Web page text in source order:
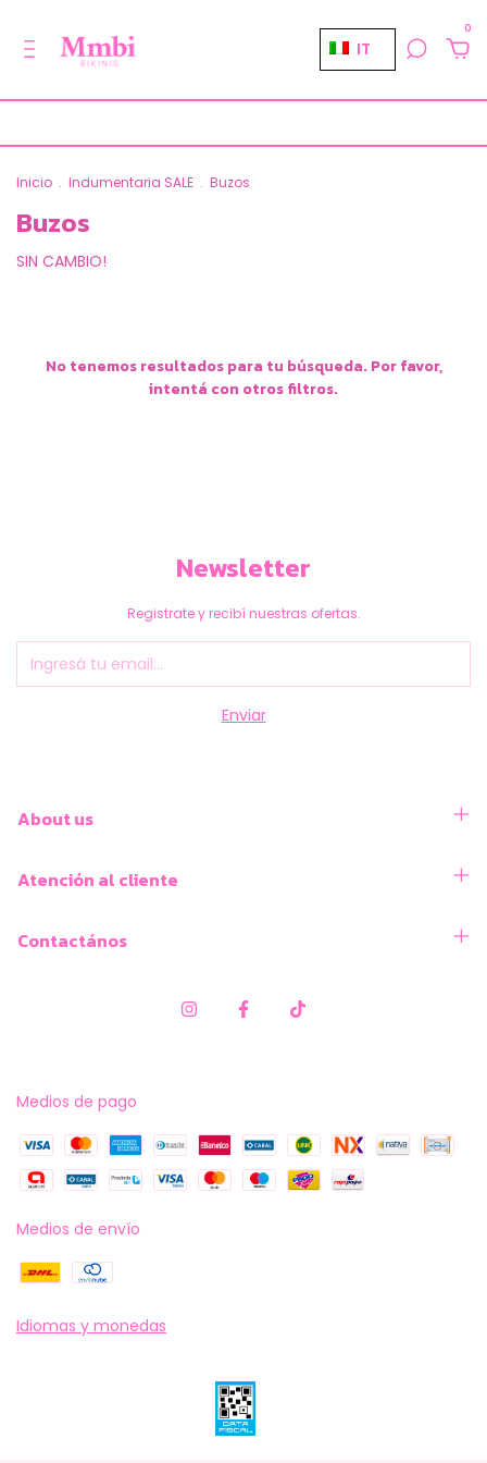
IT
0
Inicio . Indumentaria SALE . Buzos
Buzos
SIN CAMBIO!
No tenemos resultados para tu búsqueda. Por favor,
intentá con otros filtros.
Newsletter
Registrate y recibí nuestras ofertas.
About us
Atención al cliente
Contactános
Medios de pago
Medios de envío
Idiomas y monedas